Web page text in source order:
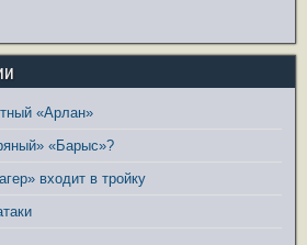
«Арлан»
«Барыс»?
входит в тройку